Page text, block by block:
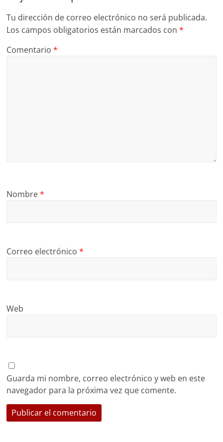
Tu dirección de correo electrónico no será publicada.
Los campos obligatorios están marcados con*
Comentario*
Nombre*
Correo electrónico*
Web
Guarda mi nombre, correo electrónico y web en este
navegador para la próxima vez que comente.